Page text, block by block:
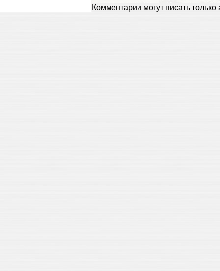
Комментарии могут писать